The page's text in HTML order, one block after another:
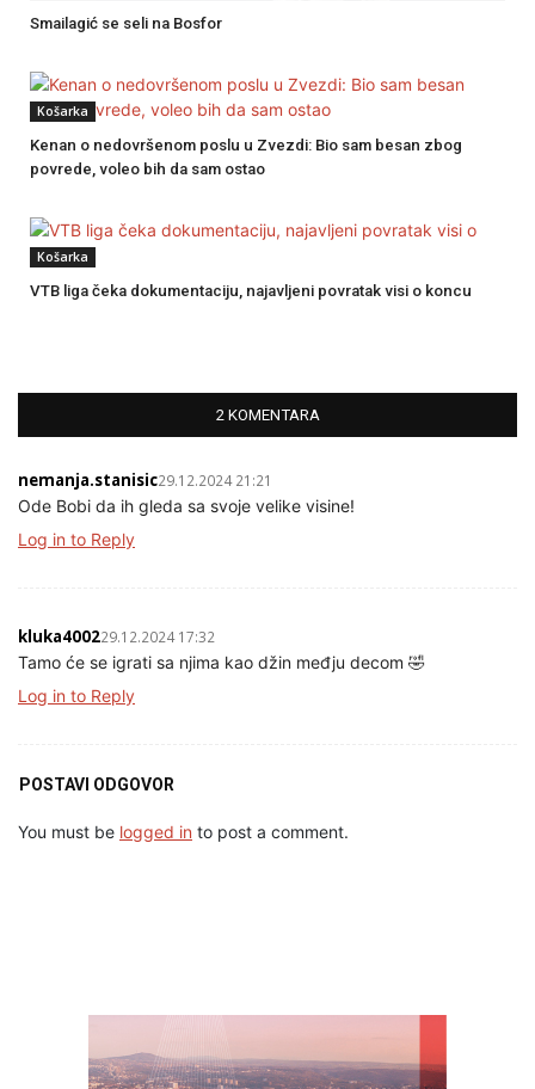
Smailagić se seli na Bosfor
Košarka
Kenan o nedovršenom poslu u Zvezdi: Bio sam besan zbog
povrede, voleo bih da sam ostao
Košarka
VTB liga čeka dokumentaciju, najavljeni povratak visi o koncu
2 KOMENTARA
nemanja.stanisic29.12.2024 21:21
Ode Bobi da ih gleda sa svoje velike visine!
Log in to Reply
kluka400229.12.2024 17:32
Tamo će se igrati sa njima kao džin međju decom 🤣
Log in to Reply
POSTAVI ODGOVOR
You must be logged in to post a comment.